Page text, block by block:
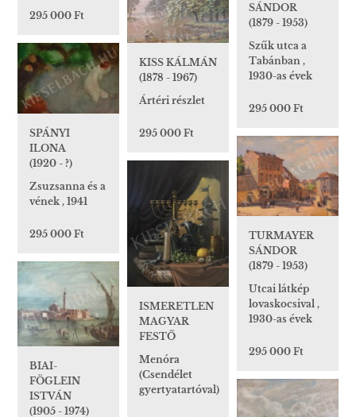
295 000 Ft
SÁNDOR
(1879 - 1953)
Szűk utca a
Tabánban ,
1930-as évek
295 000 Ft
KISS KÁLMÁN
(1878 - 1967)
Ártéri részlet
295 000 Ft
SPÁNYI
ILONA
(1920 - ?)
Zsuzsanna és a
vének , 1941
295 000 Ft
TURMAYER
SÁNDOR
(1879 - 1953)
Utcai látkép
lovaskocsival ,
1930-as évek
295 000 Ft
ISMERETLEN
MAGYAR
FESTŐ
Menóra
(Csendélet
gyertyatartóval)
BIAI-
FÖGLEIN
ISTVÁN
(1905 - 1974)